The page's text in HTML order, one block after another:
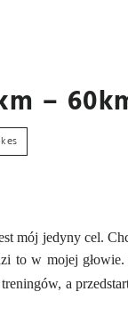
–
mój jedyny cel.
to w mojej
a